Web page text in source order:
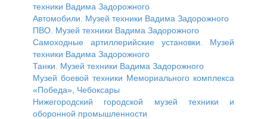
техники Вадима Задорожного
Автомобили. Музей техники Вадима Задорожного
ПВО. Музей техники Вадима Задорожного
Самоходные артиллерийские установки. Музей
техники Вадима Задорожного
Танки. Музей техники Вадима Задорожного
Музей боевой техники Мемориального комплекса
«Победа», Чебоксары
Нижегородский городской музей техники и
оборонной промышленности